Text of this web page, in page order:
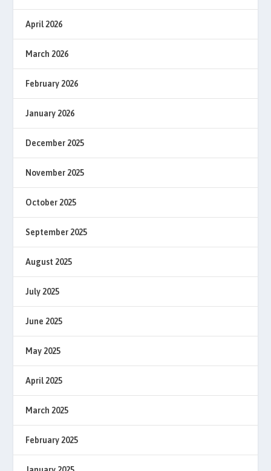
April 2026
March 2026
February 2026
January 2026
December 2025
November 2025
October 2025
September 2025
August 2025
July 2025
June 2025
May 2025
April 2025
March 2025
February 2025